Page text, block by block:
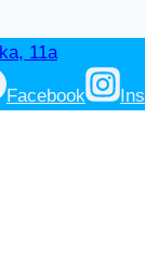
11a
Facebook